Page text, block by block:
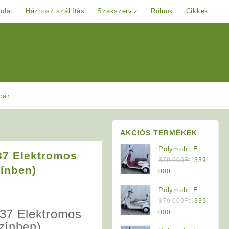
Házhosz szállítás Szakszerviz Rólunk Cikkek
Elektromos
Elektromos
AKCIÓS TERMÉKEK
Polymobil E-
MOB 40/A
Elektromos
Jármű (Krém-
Bordó)
379 000Ft Original
379
000Ft.
339
000FtCurrent
is:
339
000Ft.
Polymobil E-
MOB 40/A
Elektromos
379 000Ft Original
339
000FtCurrent